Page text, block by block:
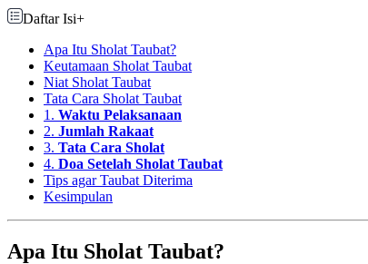
Daftar Isi+
Apa Itu Sholat Taubat?
Keutamaan Sholat Taubat
Niat Sholat Taubat
Tata Cara Sholat Taubat
1. Waktu Pelaksanaan
2. Jumlah Rakaat
3. Tata Cara Sholat
4. Doa Setelah Sholat Taubat
Tips agar Taubat Diterima
Kesimpulan
Apa Itu Sholat Taubat?